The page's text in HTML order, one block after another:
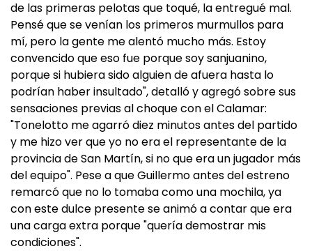
de las primeras pelotas que toqué, la entregué mal.
Pensé que se venían los primeros murmullos para
mí, pero la gente me alentó mucho más. Estoy
convencido que eso fue porque soy sanjuanino,
porque si hubiera sido alguien de afuera hasta lo
podrían haber insultado", detalló y agregó sobre sus
sensaciones previas al choque con el Calamar:
"Tonelotto me agarró diez minutos antes del partido
y me hizo ver que yo no era el representante de la
provincia de San Martín, si no que era un jugador más
del equipo". Pese a que Guillermo antes del estreno
remarcó que no lo tomaba como una mochila, ya
con este dulce presente se animó a contar que era
una carga extra porque "quería demostrar mis
condiciones".